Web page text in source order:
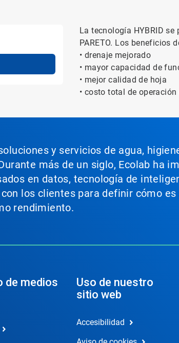
La tecnología HYBRID
PARETO. Los beneficios
• drenaje mejorado
• mayor capacidad de
• mejor calidad de hoja
• costo total de
y servicios de agua,
más de un siglo, Ecolab ha
en datos, tecnología de
los clientes para definir cómo
rendimiento.
de medios
Uso de nuestro
sitio web
Accesibilidad